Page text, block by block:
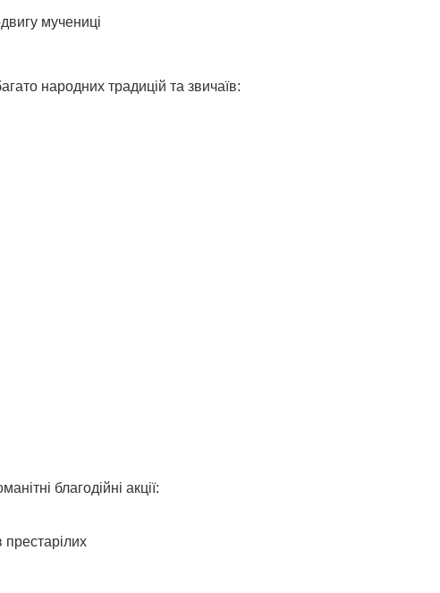
мучениці
народних традицій та звичаїв:
благодійні акції:
престарілих